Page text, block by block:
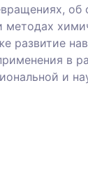
об
методах
развитие
в
и